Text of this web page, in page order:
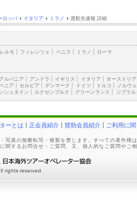
ロッパ › イタリア › ミラノ › 渡航先速報 詳細
ルモ フィレンツェ ベニス ミラノ ローマ
アルバニア アンドラ イギリス イタリア オーストリア
ニア セルビア デンマーク ドイツ トルコ
ノルウ
シュタイン ルクセンブルク グリーンランド ジブラル
ーとは 正会員紹介 賛助会員紹介 ご利用に
写真の無断転写・複製を禁じます。すべての著作権
関するお問合せ・ご質問、又、個人的なご質問やご